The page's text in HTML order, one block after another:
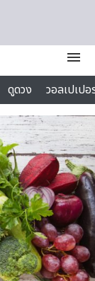
menu
ดูดวง
วอลเปเป